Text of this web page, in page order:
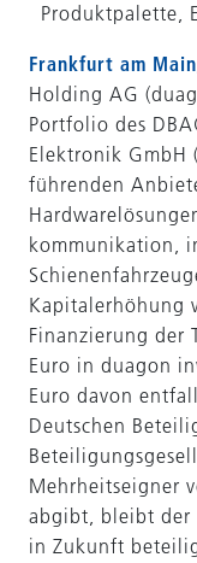
Produktpalette,
Frankfurt am
Holding AG
Portfolio des
Elektronik GmbH
führenden
kommunikation,
Kapitalerhöhung
Finanzierung der
Euro in duagon
Euro davon
Deutschen
Mehrheitseigner
abgibt, bleibt der
in Zukunft